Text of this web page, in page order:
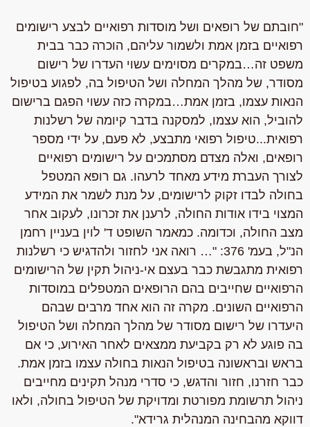
"חובתם של רופאים ושל מוסדות רפואיים לבצע רישומים
רפואיים בזמן אמת ולשמור עליהם, הוכרה כבר בבית
משפט זה…במקרים מסוימים עשוי העדרו של רישום
מסודר, של מהלך המחלה ושל הטיפול בה, לפגוע בטיפול
הנאות עצמו, בזמן אמת…במקרה כזה עשוי הפגם ברישום
להוביל, הוא עצמו, למסקנה בדבר קיומה של רשלנות
רפואית...טיפול רפואי מתבצע, לא פעם, על ידי מספר
רופאים, ואלה מצדם מסתמכים על רישומים רפואיים
לצורך העברת מידע מאחד לרעהו. גם רופא המטפל
בחולה לבדו זקוק לרישומים, על מנת לשמר את המידע
המצוי בידו אודות החולה, לרענן את זכרונו, לעקוב אחר
מצב החולה, וכדומה. כמאמר השופט ד' לוין בעניין רחמן
הנ"ל, בעמ' 376:
"… רואה אני לחזור ולהדגיש כי רשלנות
רפואית מתגבשת כבר בעצם אי-ניהול תקין של הרישומים
הרפואיים שחייבים בהם הרופאים המטפלים במוסדות
הרפואיים השונים. מקרה זה הוא אחד מרבים שבהם
היעדרו של רישום מסודר של מהלך המחלה ושל הטיפול
בה פוגע לא רק בקביעת ממצאים לאחר האירוע, כי אם
בראש ובראשונה בטיפול הנאות בחולה עצמו בזמן אמת.
כבר חזרנו, חזור והדגש, כי סדרי מנהל תקינים מחייבים
ניהול תרשומת מפורטת ומדויקת של הטיפול בחולה, ולאו
דווקא מהבחינה המנהלית גרידא".